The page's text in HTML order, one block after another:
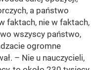
a państwo
faktach, nie w faktach,
wszyscy państwo,
ogromne
– Nie u nauczycieli,